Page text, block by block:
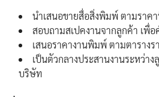
นำเสนอขายสื่อสิ่งพิมพ์ ตามราค
สอบถามสเปคงานจากลูกค้า เพื่
เสนอราคางานพิมพ์ ตามตาราง
เป็นตัวกลางประสานงานระหว่า
บริษัท